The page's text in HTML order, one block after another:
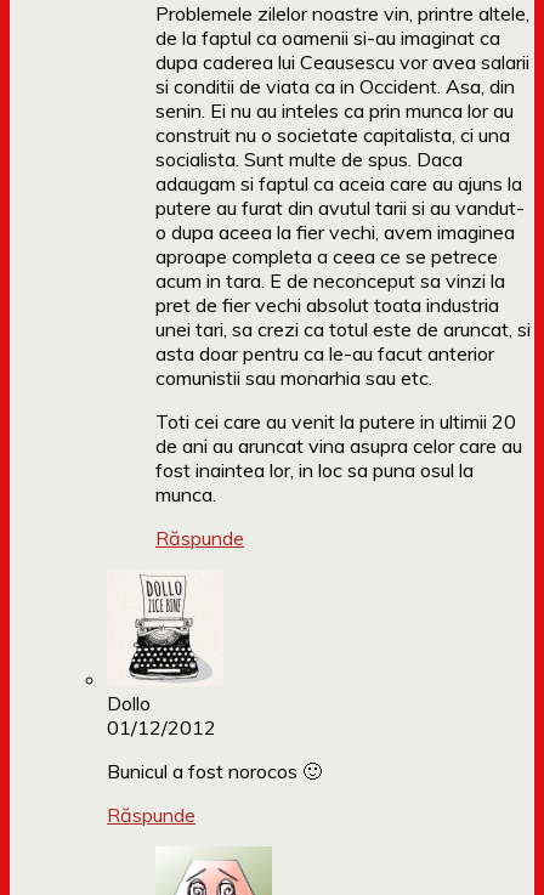
Problemele zilelor noastre vin, printre altele,
de la faptul ca oamenii si-au imaginat ca
dupa caderea lui Ceausescu vor avea salarii
si conditii de viata ca in Occident. Asa, din
senin. Ei nu au inteles ca prin munca lor au
construit nu o societate capitalista, ci una
socialista. Sunt multe de spus. Daca
adaugam si faptul ca aceia care au ajuns la
putere au furat din avutul tarii si au vandut-
o dupa aceea la fier vechi, avem imaginea
aproape completa a ceea ce se petrece
acum in tara. E de neconceput sa vinzi la
pret de fier vechi absolut toata industria
unei tari, sa crezi ca totul este de aruncat, si
asta doar pentru ca le-au facut anterior
comunistii sau monarhia sau etc.
Toti cei care au venit la putere in ultimii 20
de ani au aruncat vina asupra celor care au
fost inaintea lor, in loc sa puna osul la
munca.
Răspunde
Dollo
01/12/2012
Bunicul a fost norocos 🙂
Răspunde